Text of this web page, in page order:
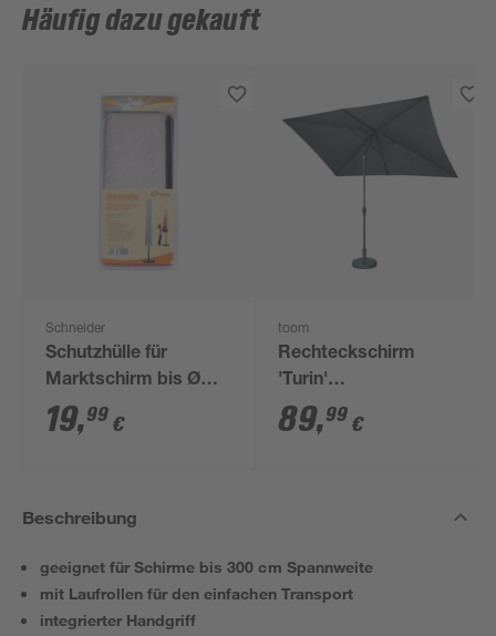
Häufig dazu gekauft
Schneider
Schutzhülle für
Marktschirm bis Ø
250 cm
19,99 €
toom
Rechteckschirm
'Turin'
drehbar/knickbar 200
x 300 cm
89,99 €
Beschreibung
geeignet für Schirme bis 300 cm Spannweite
mit Laufrollen für den einfachen Transport
integrierter Handgriff